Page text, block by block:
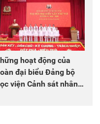
hoạt động của
đại biểu Đảng bộ
viện Cảnh sát nhân